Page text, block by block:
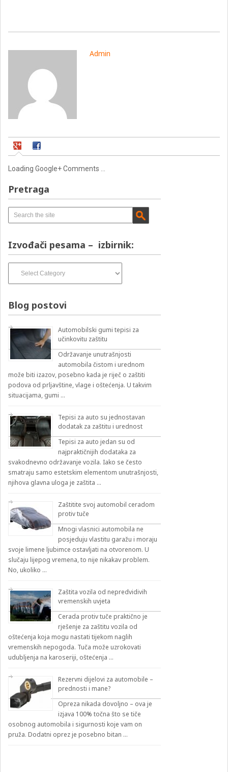
Admin
Loading Google+ Comments ...
Pretraga
Izvođači pesama – izbirnik:
pesama
Blog postovi
Automobilski gumi tepisi za
učinkovitu zaštitu
Održavanje unutrašnjosti
automobila čistom i urednom
može biti izazov, posebno kada je riječ o zaštiti
podova od prljavštine, vlage i oštećenja. U takvim
situacijama, gumi …
Tepisi za auto su jednostavan
dodatak za zaštitu i urednost
Tepisi za auto jedan su od
najpraktičnijih dodataka za
svakodnevno održavanje vozila. Iako se često
smatraju samo estetskim elementom unutrašnjosti,
njihova glavna uloga je zaštita …
Zaštitite svoj automobil ceradom
protiv tuče
Mnogi vlasnici automobila ne
posjeduju vlastitu garažu i moraju
svoje limene ljubimce ostavljati na otvorenom. U
slučaju lijepog vremena, to nije nikakav problem.
No, ukoliko …
Zaštita vozila od nepredvidivih
vremenskih uvjeta
Cerada protiv tuče praktično je
rješenje za zaštitu vozila od
oštećenja koja mogu nastati tijekom naglih
vremenskih nepogoda. Tuča može uzrokovati
udubljenja na karoseriji, oštećenja …
Rezervni dijelovi za automobile –
prednosti i mane?
Opreza nikada dovoljno – ova je
izjava 100% točna što se tiče
osobnog automobila i sigurnosti koje vam on
pruža. Dodatni oprez je posebno bitan …